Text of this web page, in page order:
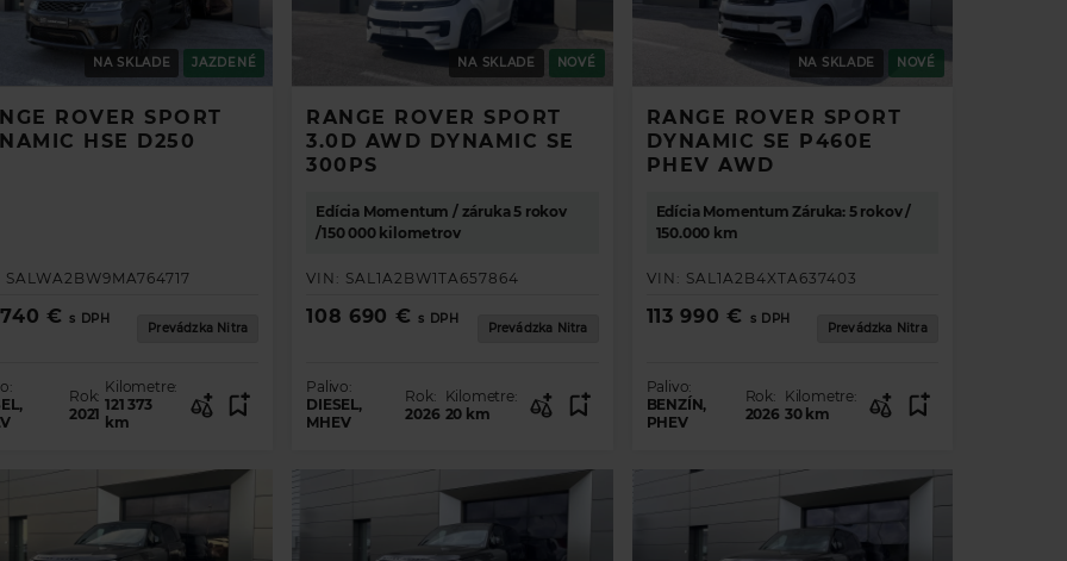
NA SKLADE JAZDENÉ
ROVER SPORT
HSE D250
SALWA2BW9MA764717
€ s DPH
Prevádzka Nitra
Rok:
2021
Kilometre:
121 373
km
NA SKLADE NOVÉ
RANGE ROVER SPORT
3.0D AWD DYNAMIC SE
300PS
Edícia Momentum / záruka 5 rokov
/150 000 kilometrov
VIN: SAL1A2BW1TA657864
108 690 € s DPH
Prevádzka Nitra
Palivo:
DIESEL,
MHEV
Rok:
2026
Kilometre:
20 km
NA SKLADE NOVÉ
RANGE ROVER SPORT
DYNAMIC SE P460E
PHEV AWD
Edícia Momentum Záruka: 5 rokov /
150.000 km
VIN: SAL1A2B4XTA637403
113 990 € s DPH
Prevádzka Nitra
Palivo:
BENZÍN,
PHEV
Rok:
2026
Kilometre:
30 km